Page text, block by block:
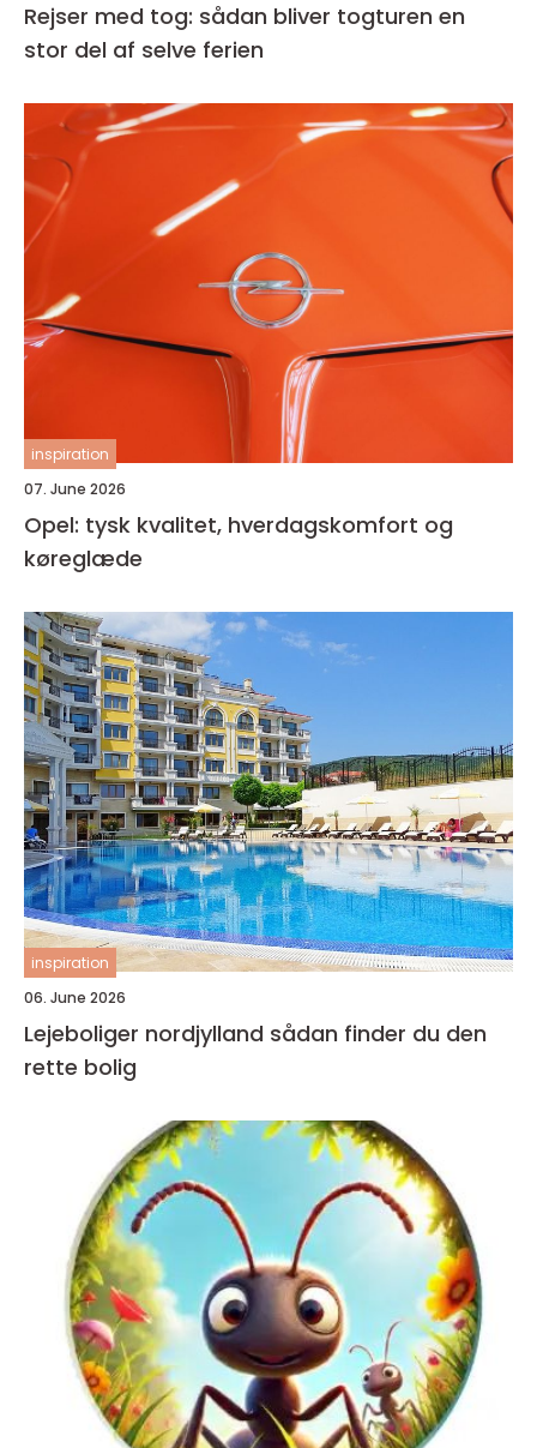
Rejser med tog: sådan bliver togturen en
stor del af selve ferien
inspiration
07. June 2026
Opel: tysk kvalitet, hverdagskomfort og
køreglæde
inspiration
06. June 2026
Lejeboliger nordjylland sådan finder du den
rette bolig